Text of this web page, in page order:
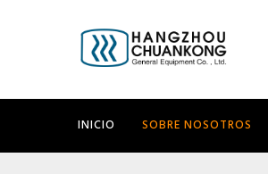
INICIO SOBRE NOSOTROS